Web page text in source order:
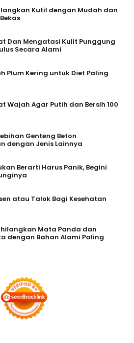
Kutil dengan Mudah dan
Dan Mengatasi Kulit Punggung
Secara Alami
Plum Kering untuk Diet Paling
Wajah Agar Putih dan Bersih 100
Genteng Beton
dengan Jenis Lainnya
Berarti Harus Panik, Begini
atau Talok Bagi Kesehatan
Mata Panda dan
dengan Bahan Alami Paling